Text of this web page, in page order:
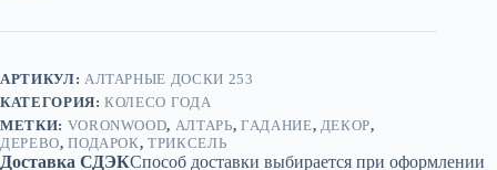
циклом
АРТИКУЛ: АЛТАРНЫЕ ДОСКИ 253
КАТЕГОРИЯ:КОЛЕСО ГОДА
МЕТКИ: VORONWOOD, АЛТАРЬ, ГАДАНИЕ, ДЕКОР,
ДЕРЕВО,ПОДАРОК,ТРИКСЕЛЬ
Доставка СДЭКСпособ доставки выбирается при оформлении